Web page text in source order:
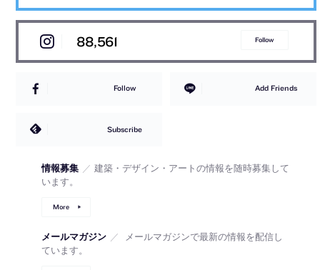
88,561 Follow
Follow Add Friends
Subscribe
情報募集 ／ 建築・デザイン・アートの情報を随時募集して
います。
More
メールマガジン ／
メールマガジンで最新の情報を配信し
ています。